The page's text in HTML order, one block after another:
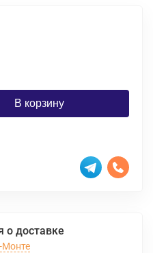
В корзину
о доставке
Монте